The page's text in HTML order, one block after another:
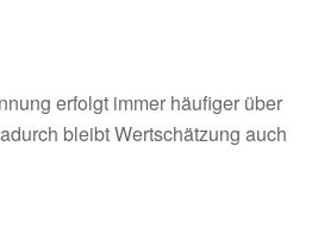
erfolgt immer häufiger über
bleibt Wertschätzung auch